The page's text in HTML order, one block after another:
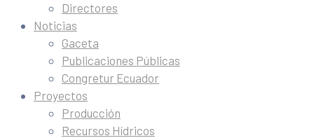
Directores
Noticias
Gaceta
Publicaciones Públicas
Congretur Ecuador
Proyectos
Producción
Recursos Hídricos